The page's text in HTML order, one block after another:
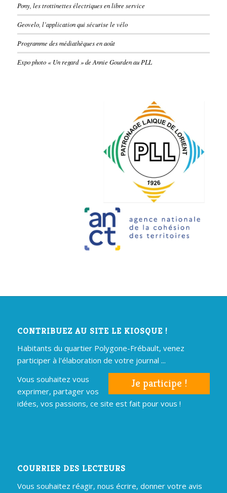
Pony, les trottinettes électriques en libre service
Geovelo, l’application qui sécurise le vélo
Programme des médiathèques en août
Expo photo « Un regard » de Annie Gourden au PLL
CONTRIBUEZ AU SITE LE KIOSQUE !
Habitants du quartier Polygone-Frébault, venez
participer à l'élaboration de votre journal ...
Je participe !
Vous souhaitez vous
exprimer, partager vos
idées, vos passions, ce site est fait pour vous !
COURRIER DES LECTEURS
Vous souhaitez réagir, nous écrire, donner votre avis